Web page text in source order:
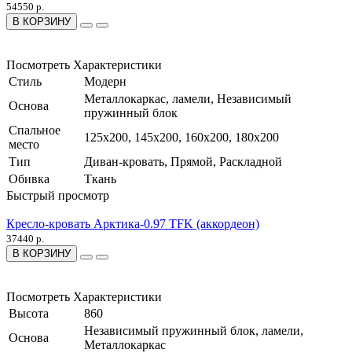
54550 р.
В КОРЗИНУ
Посмотреть Характеристики
Стиль
Модерн
Основа
Металлокаркас, ламели, Независимый
пружинный блок
Спальное
место
125х200, 145х200, 160х200, 180х200
Тип
Диван-кровать, Прямой, Раскладной
Обивка
Ткань
Быстрый просмотр
Кресло-кровать Арктика-0.97 TFK (аккордеон)
37440 р.
В КОРЗИНУ
Посмотреть Характеристики
Высота
860
Основа
Независимый пружинный блок, ламели,
Металлокаркас